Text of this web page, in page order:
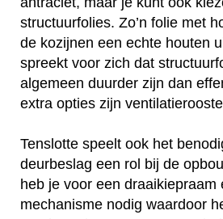
structuurfolies. Zo’n folie met
de kozijnen een echte houten
spreekt voor zich dat
algemeen duurder zijn dan
extra opties zijn
Tenslotte speelt ook het
deurbeslag een rol bij de
heb je voor een draaikiepraam
mechanisme nodig waardoor